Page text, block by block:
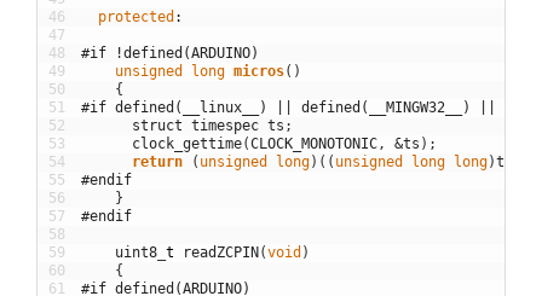
46
47
48
49
50
51
52
53
54
55
56
57
58
59
60
61
protected :
#if !defined(ARDUINO)
unsigned
long micros( )
{
#if defined(__linux__) || defined(__MINGW32__) ||
struct timespec ts ;
clock_gettime(CLOCK_MONOTONIC , &ts ) ;
return
( unsigned long) ( ( unsigned long long)ts
#endif
}
#endif
uint8 t readZCPIN(void )
{
#if defined(ARDUINO)